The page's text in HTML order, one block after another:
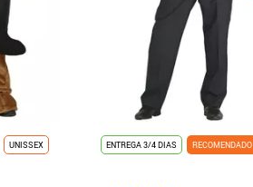
UNISSEX ENTREGA 3/4 DIAS RECOMENDADO